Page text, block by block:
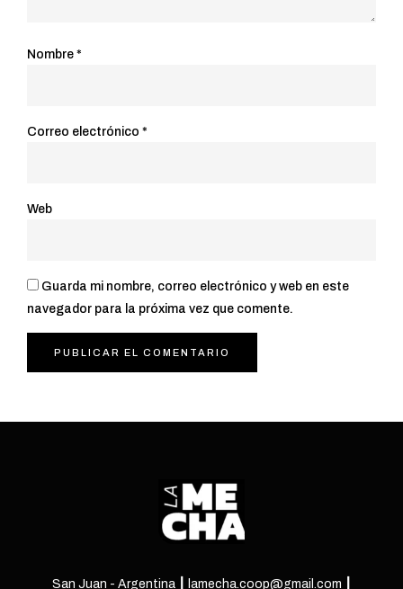
Nombre *
Correo electrónico *
Web
Guarda mi nombre, correo electrónico y web en este
navegador para la próxima vez que comente.
San Juan - Argentina ┃ lamecha.coop@gmail.com ┃